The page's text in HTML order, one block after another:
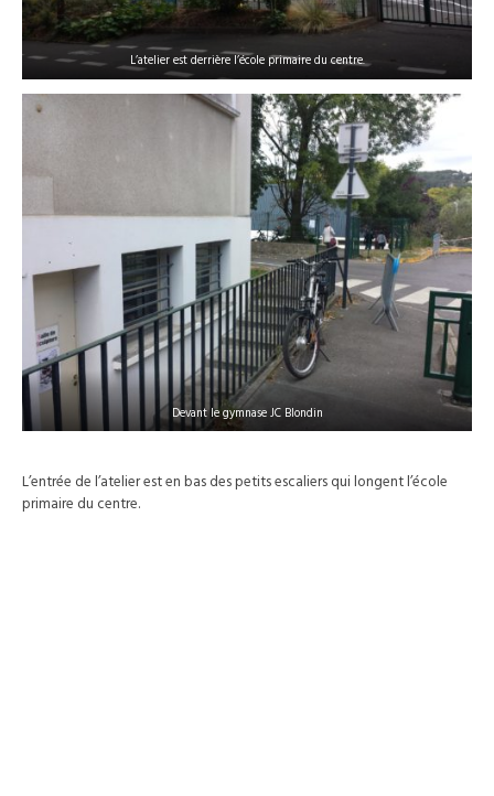
L’atelier est derrière l’école primaire du centre.
Devant le gymnase JC Blondin
L’entrée de l’atelier est en bas des petits escaliers qui longent l’école
primaire du centre.